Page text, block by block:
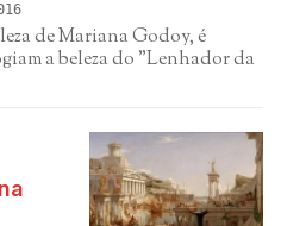
de Mariana Godoy, é
a beleza do "Lenhador da